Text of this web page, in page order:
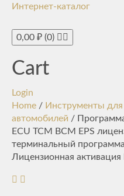
Интернет-каталог
0,00 ₽ (0)
Cart
Login
Home / Инструменты
автомобилей /
ECU TCM BCM EPS
терминальный
Лицензионная